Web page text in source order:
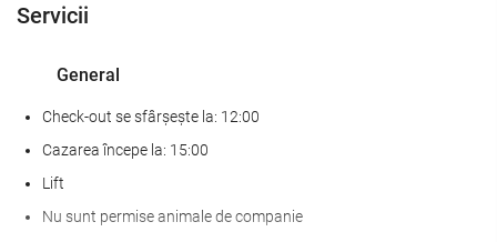
Servicii
General
Check-out se sfârșește la: 12:00
Cazarea începe la: 15:00
Lift
Nu sunt permise animale de companie